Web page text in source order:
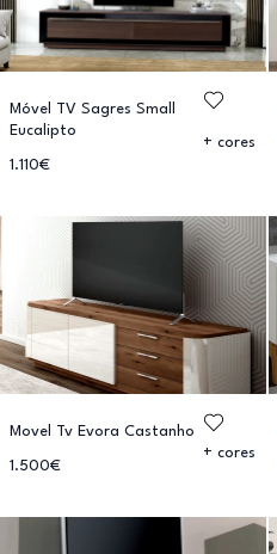
Móvel TV Sagres Small
Eucalipto
1.110€
+ cores
Movel Tv Evora Castanho
1.500€
+ cores